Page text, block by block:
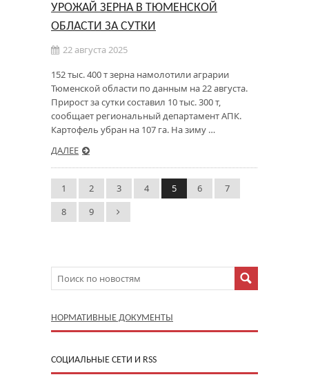
УРОЖАЙ ЗЕРНА В ТЮМЕНСКОЙ
ОБЛАСТИ ЗА СУТКИ
22 августа 2025
152 тыс. 400 т зерна намолотили аграрии
Тюменской области по данным на 22 августа.
Прирост за сутки составил 10 тыс. 300 т,
сообщает региональный департамент АПК.
Картофель убран на 107 га. На зиму …
ДАЛЕЕ
1 2 3 4 5 6
7
8
9
НОРМАТИВНЫЕ ДОКУМЕНТЫ
CОЦИАЛЬНЫЕ СЕТИ И RSS